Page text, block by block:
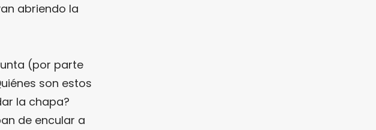
abriendo la
(por parte
son estos
la chapa?
de encular a